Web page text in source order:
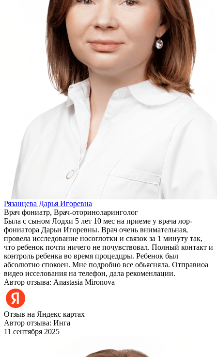
Рязанцева Дарья Игоревна
Врач фониатр, Врач-оториноларинголог
Была с сыном Лодхи 5 лет 10 мес на приеме у врача лор-
фониатора Дарьи Игоревны. Врач очень внимательная,
провела исследование носоглотки и связок за 1 минуту так,
что ребенок почти ничего не почувствовал. Полный контакт и
контроль ребенка во время процедцры. Ребенок был
абсолютно спокоен. Мне подробно все обьясняла. Отправиоа
видео исселования на телефон, дала рекоменлации.
Автор отзыва: Anastasia Mironova
Отзыв на Яндекс картах
Автор отзыва: Инга
11 сентября 2025